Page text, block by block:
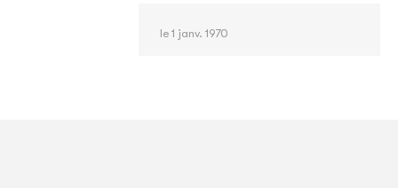
le 1 janv. 1970